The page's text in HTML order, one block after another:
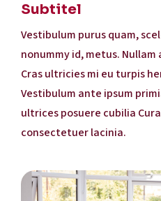
Subtitel
Vestibulum purus quam,
nonummy id, metus. Nullam
Cras ultricies mi eu turpis
Vestibulum ante ipsum
ultrices posuere cubilia
consectetuer lacinia.